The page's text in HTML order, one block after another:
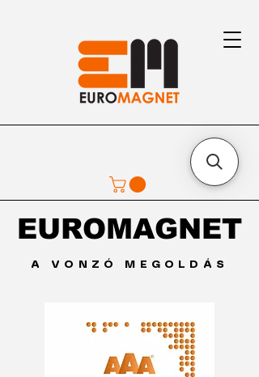
A VONZÓ MEGOLDÁS
EUROMAGNET
EUROMAGNET